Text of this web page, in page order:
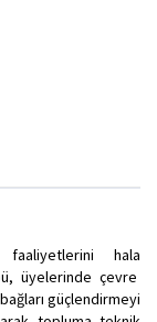
hala
üyelerinde çevre
güçlendirmeyi